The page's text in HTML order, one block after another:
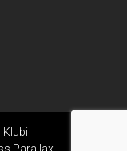
Parallax